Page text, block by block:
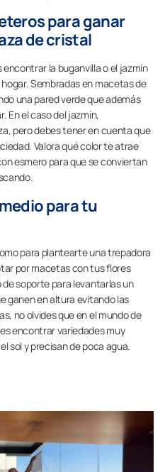
para ganar
de cristal
la buganvilla o el jazmín
Sembradas en macetas de
una pared verde que además
En el caso del jazmín,
pero debes tener en cuenta que
Valora qué color te atrae
esmero para que se conviertan
para tu
para plantearte una trepadora
por macetas con tus flores
soporte para levantarlas un
ganen en altura evitando las
no olvides que en el mundo de
encontrar variedades muy
sol y precisan de poca agua.